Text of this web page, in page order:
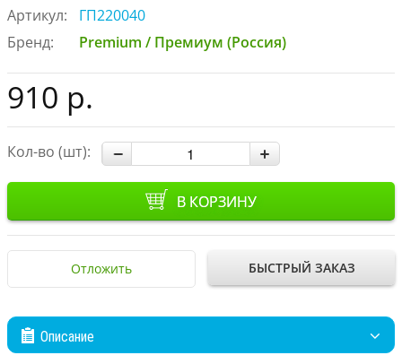
Артикул:
ГП220040
Бренд:
Premium / Премиум (Россия)
910 р.
Кол-во (шт):
В КОРЗИНУ
Отложить БЫСТРЫЙ ЗАКАЗ
Описание